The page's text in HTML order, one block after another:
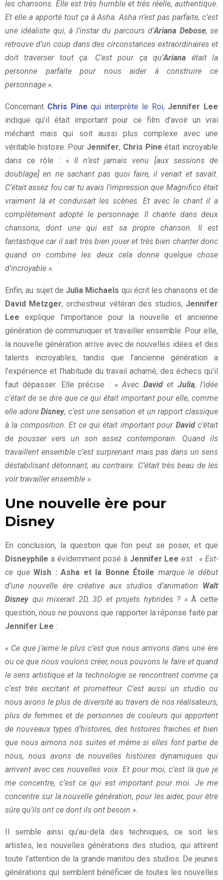
les chansons. Elle est très humble et très réelle, authentique.
Et elle a apporté tout ça à Asha. Asha n’est pas parfaite, c’est
une idéaliste qui, à l’instar du parcours d’Ariana Debose, se
retrouve d’un coup dans des circonstances extraordinaires et
doit traverser tout ça. C’est pour ça qu’Ariana était la
personne parfaite pour nous aider à construire ce
personnage ».
Concernant Chris Pine qui interprète le Roi, Jennifer Lee
indique qu’il était important pour ce film d’avoir un vrai
méchant mais qui soit aussi plus complexe avec une
véritable histoire. Pour Jennifer, Chris Pine était incroyable
dans ce rôle : « Il n’est jamais venu [aux sessions de
doublage] en ne sachant pas quoi faire, il venait et savait.
C’était assez fou car tu avais l’impression que Magnifico était
vraiment là et conduisait les scènes. Et avec le chant il a
complètement adopté le personnage. Il chante dans deux
chansons, dont une qui est sa propre chanson. Il est
fantastique car il sait très bien jouer et très bien chanter donc
quand on combine les deux cela donne quelque chose
d’incroyable ».
Enfin, au sujet de Julia Michaels qui écrit les chansons et de
David Metzger, orchestreur vétéran des studios, Jennifer
Lee explique l’importance pour la nouvelle et ancienne
génération de communiquer et travailler ensemble. Pour elle,
la nouvelle génération arrive avec de nouvelles idées et des
talents incroyables, tandis que l’ancienne génération a
l’expérience et l’habitude du travail acharné, des échecs qu’il
faut dépasser. Elle précise : « Avec Davidet Julia, l’idée
c’était de se dire que ce qui était important pour elle, comme
elle adoreDisney, c’est une sensation et un rapport classique
à la composition. Et ce qui était important pour Davidc’était
de pousser vers un son assez contemporain. Quand ils
travaillent ensemble c’est surprenant mais pas dans un sens
déstabilisant détonnant, au contraire. C’était très beau de les
voir travailler ensemble ».
Une nouvelle ère pour
Disney
En conclusion, la question que l’on peut se poser, et que
Disneyphile a évidemment posé à Jennifer Lee est : « Est-
ce queWish : Asha et la Bonne Étoile marque le début
d’une nouvelle ère créative aux studios d’animation Walt
Disneyqui mixerait 2D, 3D et projets hybrides ? »À cette
question, nous ne pouvons que rapporter la réponse faite par
Jennifer Lee :
« Ce que j’aime le plus c’est que nous arrivons dans une ère
ou ce que nous voulons créer, nous pouvons le faire et quand
le sens artistique et la technologie se rencontrent comme ça
c’est très excitant et prometteur. C’est aussi un studio ou
nous avons le plus de diversité au travers de nos réalisateurs,
plus de femmes et de personnes de couleurs qui apportent
de nouveaux types d’histoires, des histoires fraiches et bien
que nous aimons nos suites et même si elles font partie de
nous, nous avons de nouvelles histoires dynamiques qui
arrivent avec ces nouvelles voix. Et pour moi, c’est là que je
me concentre, c’est ce qui est important pour moi. Je me
concentre sur la nouvelle génération, pour les aider, pour être
sûre qu’ils ont ce dont ils ont besoin ».
Il semble ainsi qu’au-delà des techniques, ce soit les
artistes, les nouvelles générations des studios, qui attirent
toute l’attention de la grande manitou des studios. De jeunes
générations qui semblent bénéficier de toutes les nouvelles